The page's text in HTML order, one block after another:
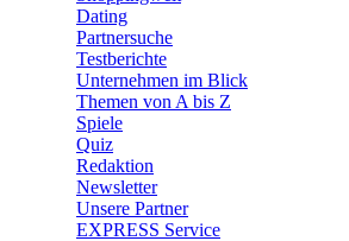
Dating
Partnersuche
Testberichte
Unternehmen im Blick
Themen von A bis Z
Spiele
Quiz
Redaktion
Newsletter
Unsere Partner
EXPRESS Service